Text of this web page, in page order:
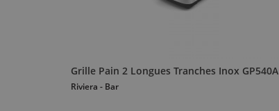
Grille Pain 2 Longues Tranches Inox GP540A
Riviera - Bar